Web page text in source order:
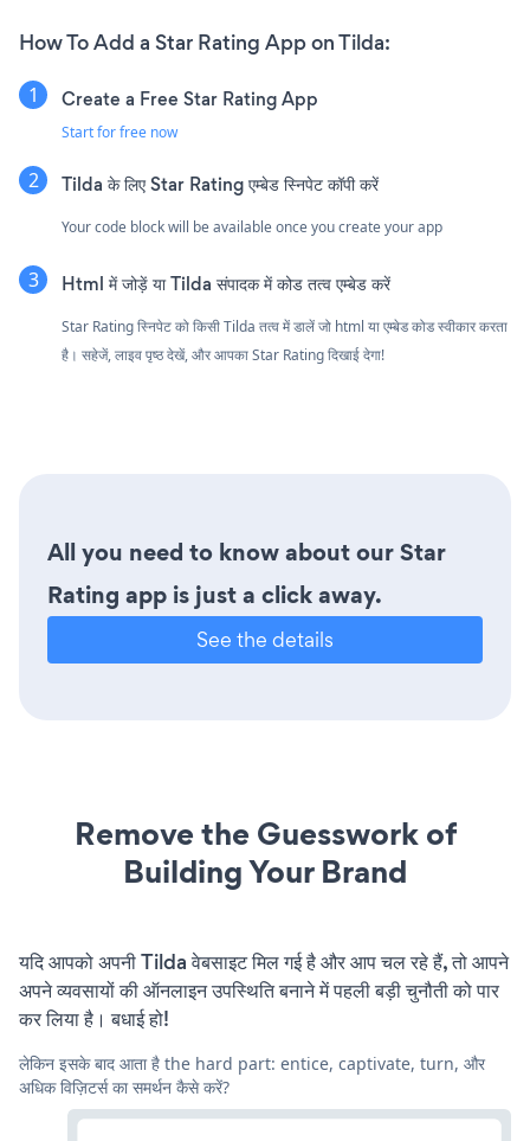
How To Add a Star Rating App on Tilda:
Create a Free Star Rating App
Start for free now
Tilda के लिए Star Rating एम्बेड स्निपेट कॉपी करें
Your code block will be available once you create your app
Html में जोड़ें या Tilda संपादक में कोड तत्व एम्बेड करें
Star Rating स्निपेट को किसी Tilda तत्व में डालें जो html या एम्बेड कोड स्वीकार करता
है। सहेजें, लाइव पृष्ठ देखें, और आपका Star Rating दिखाई देगा!
All you need to know about our Star
Rating app is just a click away.
See the details
Remove the Guesswork of
Building Your Brand
यदि आपको अपनी Tilda वेबसाइट मिल गई है और आप चल रहे हैं, तो आपने
अपने व्यवसायों की ऑनलाइन उपस्थिति बनाने में पहली बड़ी चुनौती को पार
कर लिया है। बधाई हो!
लेकिन इसके बाद आता है the hard part: entice, captivate, turn, और
अधिक विज़िटर्स का समर्थन कैसे करें?